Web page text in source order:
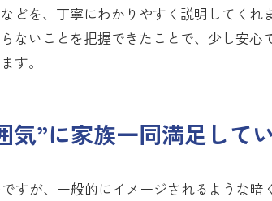
どを、丁寧にわかりやすく説明してくれ
ないことを把握できたことで、少し安心
す。
”に家族一同満足してい
すが、一般的にイメージされるような暗